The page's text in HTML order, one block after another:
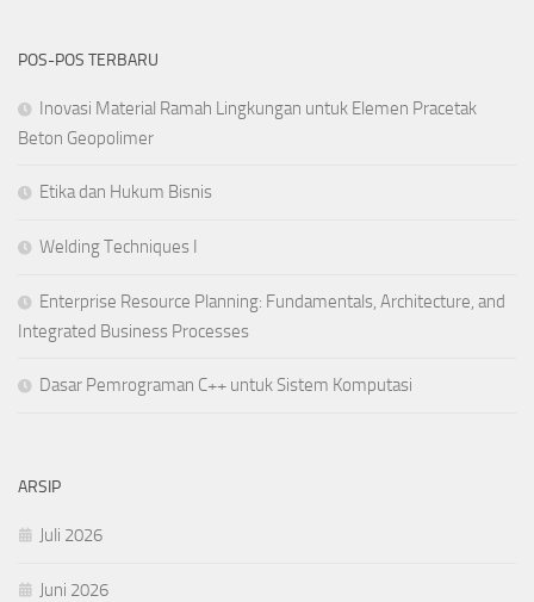
POS-POS TERBARU
Inovasi Material Ramah Lingkungan untuk Elemen Pracetak
Beton Geopolimer
Etika dan Hukum Bisnis
Welding Techniques I
Enterprise Resource Planning: Fundamentals, Architecture, and
Integrated Business Processes
Dasar Pemrograman C++ untuk Sistem Komputasi
ARSIP
Juli 2026
Juni 2026